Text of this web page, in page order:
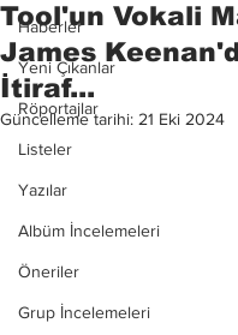
Haberler
Yeni Çıkanlar
Röportajlar
Listeler
Yazılar
Albüm İncelemeleri
Öneriler
Grup İncelemeleri
Tool'un Vokali
James
İtiraf...
Güncelleme tarihi: 21 Eki 2024